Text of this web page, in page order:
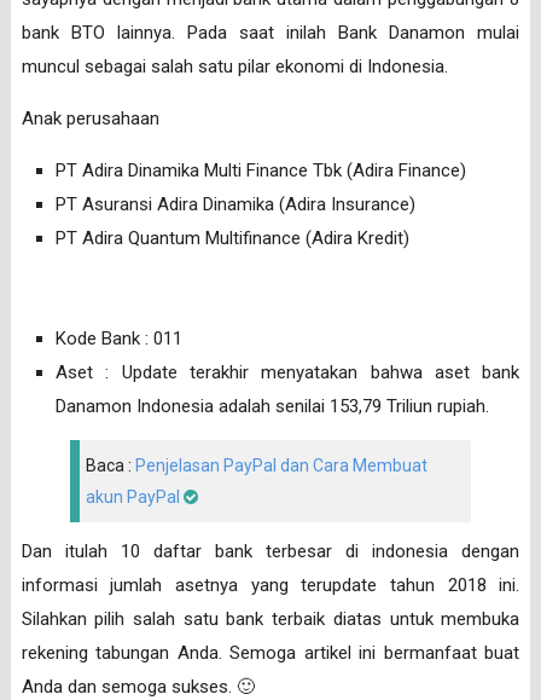
bank BTO lainnya. Pada saat inilah Bank Danamon mulai
muncul sebagai salah satu pilar ekonomi di Indonesia.
Anak perusahaan
PT Adira Dinamika Multi Finance Tbk (Adira Finance)
PT Asuransi Adira Dinamika (Adira Insurance)
PT Adira Quantum Multifinance (Adira Kredit)
Kode Bank : 011
Aset : Update terakhir menyatakan bahwa aset bank
Danamon Indonesia adalah senilai 153,79 Triliun rupiah.
Baca : Penjelasan PayPal dan Cara Membuat
akun PayPal
Dan itulah 10 daftar bank terbesar di indonesia dengan
informasi jumlah asetnya yang terupdate tahun 2018 ini.
Silahkan pilih salah satu bank terbaik diatas untuk membuka
rekening tabungan Anda. Semoga artikel ini bermanfaat buat
Anda dan semoga sukses. 🙂